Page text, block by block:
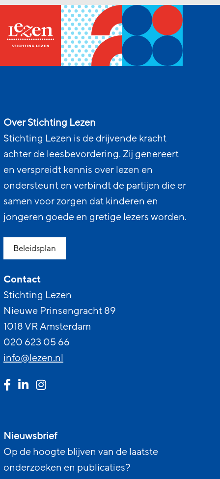
Over Stichting Lezen
Stichting Lezen is de drijvende kracht
achter de leesbevordering. Zij genereert
en verspreidt kennis over lezen en
ondersteunt en verbindt de partijen die er
samen voor zorgen dat kinderen en
jongeren goede en gretige lezers worden.
Beleidsplan
Contact
Stichting Lezen
Nieuwe Prinsengracht 89
1018 VR Amsterdam
020 623 05 66
info@lezen.nl
Nieuwsbrief
Op de hoogte blijven van de laatste
onderzoeken en publicaties?